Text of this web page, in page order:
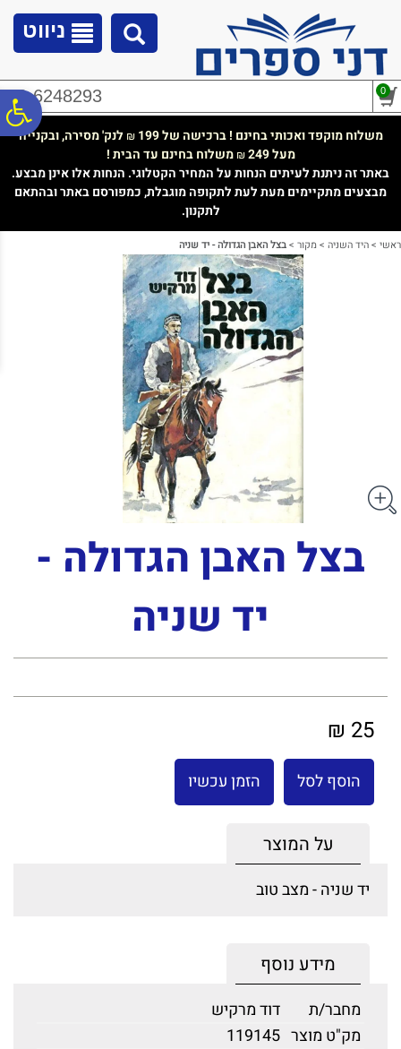
נגישות
ניווט
02-6248293 0
משלוח מוקפד ואכותי בחינם ! ברכישה של 199 ₪ לנק' מסירה, ובקנייה
מעל 249
₪משלוח בחינם עד הבית !
באתר זה ניתנת לעיתים הנחות על המחיר הקטלוגי. הנחות אלו אינן מבצע.
מבצעים מתקיימים מעת לעת לתקופה מוגבלת, כמפורסם באתר ובהתאם
לתקנון.
ראשי >היד השניה >מקור >בצל האבן הגדולה - יד שניה
בצל האבן הגדולה -
יד שניה
25 ₪
הוסף לסל הזמן עכשיו
על המוצר
יד שניה - מצב טוב
מידע נוסף
מחבר/ת
דוד מרקיש
מק"ט מוצר 119145